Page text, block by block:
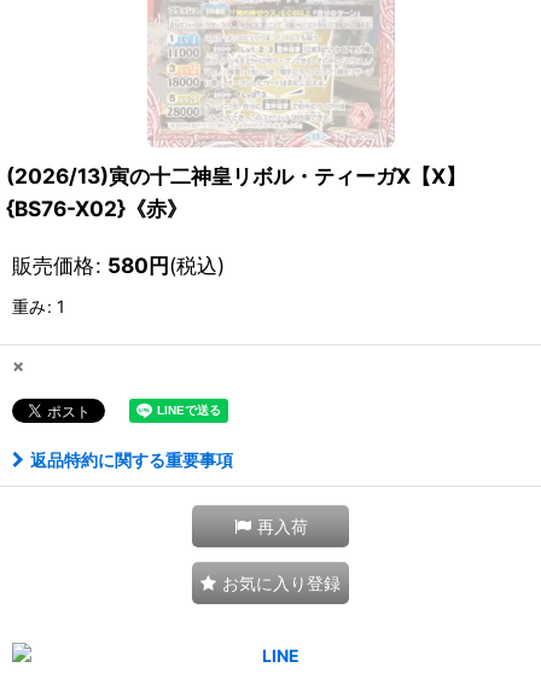
(2026/13)寅の十二神皇リボル・ティーガX【X】
{BS76-X02}《赤》
販売価格: 580円(税込)
重み: 1
×
返品特約に関する重要事項
再入荷
お気に入り登録